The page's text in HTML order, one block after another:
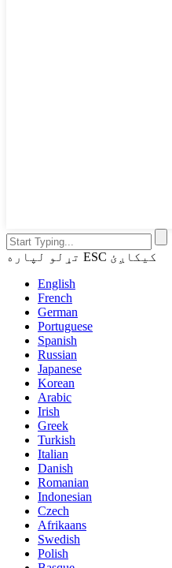
تړلو لپاره ESC کیکاږئ
English
French
German
Portuguese
Spanish
Russian
Japanese
Korean
Arabic
Irish
Greek
Turkish
Italian
Danish
Romanian
Indonesian
Czech
Afrikaans
Swedish
Polish